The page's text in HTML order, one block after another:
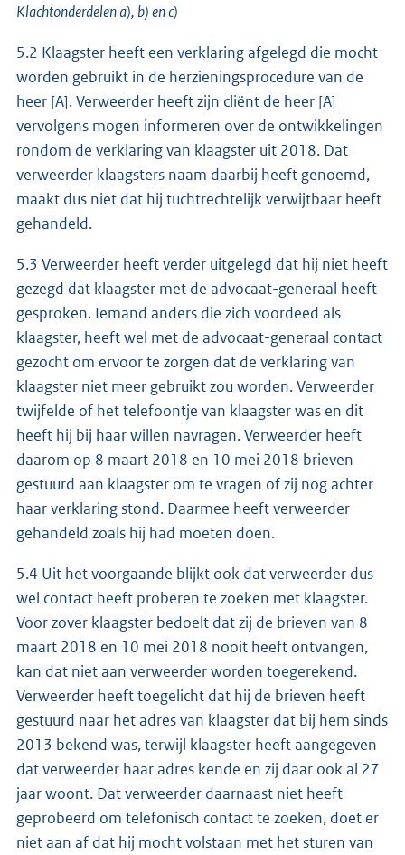
Klachtonderdelen a), b) en c)
5.2 Klaagster heeft een verklaring afgelegd die mocht
worden gebruikt in de herzieningsprocedure van de
heer [A]. Verweerder heeft zijn cliënt de heer [A]
vervolgens mogen informeren over de ontwikkelingen
rondom de verklaring van klaagster uit 2018. Dat
verweerder klaagsters naam daarbij heeft genoemd,
maakt dus niet dat hij tuchtrechtelijk verwijtbaar heeft
gehandeld.
5.3 Verweerder heeft verder uitgelegd dat hij niet heeft
gezegd dat klaagster met de advocaat-generaal heeft
gesproken. Iemand anders die zich voordeed als
klaagster, heeft wel met de advocaat-generaal contact
gezocht om ervoor te zorgen dat de verklaring van
klaagster niet meer gebruikt zou worden. Verweerder
twijfelde of het telefoontje van klaagster was en dit
heeft hij bij haar willen navragen. Verweerder heeft
daarom op 8 maart 2018 en 10 mei 2018 brieven
gestuurd aan klaagster om te vragen of zij nog achter
haar verklaring stond. Daarmee heeft verweerder
gehandeld zoals hij had moeten doen.
5.4 Uit het voorgaande blijkt ook dat verweerder dus
wel contact heeft proberen te zoeken met klaagster.
Voor zover klaagster bedoelt dat zij de brieven van 8
maart 2018 en 10 mei 2018 nooit heeft ontvangen,
kan dat niet aan verweerder worden toegerekend.
Verweerder heeft toegelicht dat hij de brieven heeft
gestuurd naar het adres van klaagster dat bij hem sinds
2013 bekend was, terwijl klaagster heeft aangegeven
dat verweerder haar adres kende en zij daar ook al 27
jaar woont. Dat verweerder daarnaast niet heeft
geprobeerd om telefonisch contact te zoeken, doet er
niet aan af dat hij mocht volstaan met het sturen van